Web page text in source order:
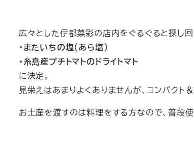
広々とした伊都菜彩の店内をぐるぐると探し
・またいちの塩（あら塩）
・糸島産プチトマトのドライトマト
に決定。
見栄えはあまりよくありませんが、コンパクト
お土産を渡すのは料理をする方なので、普段